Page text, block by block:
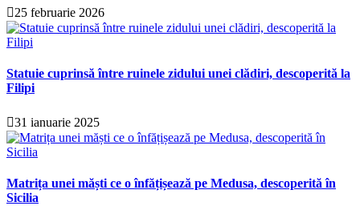
25 februarie 2026
Statuie cuprinsă între ruinele zidului unei clădiri, descoperită la
Filipi
31 ianuarie 2025
Matrița unei măști ce o înfățișează pe Medusa, descoperită în
Sicilia